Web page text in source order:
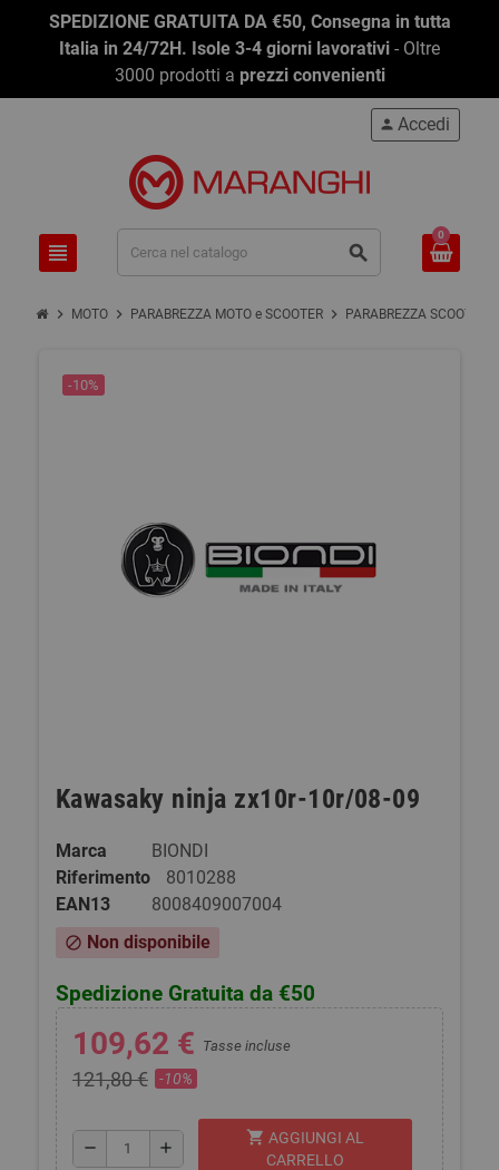
SPEDIZIONE GRATUITA DA €50, Consegna in tutta
Italia in 24/72H. Isole 3-4 giorni lavorativi - Oltre
3000 prodotti a prezzi convenienti
view_headline search
person Accedi
0
chevron_right MOTO chevron_right PARABREZZA MOTO e SCOOTER chevron_right PARABREZZA SCOOTER
-10%
Kawasaky ninja zx10r-10r/08-09
Marca
BIONDI
Riferimento
8010288
EAN13
8008409007004
block Non disponibile
Spedizione Gratuita da €50
109,62 € Tasse incluse
121,80 € -10%
remove add
shopping_cart AGGIUNGI AL
CARRELLO